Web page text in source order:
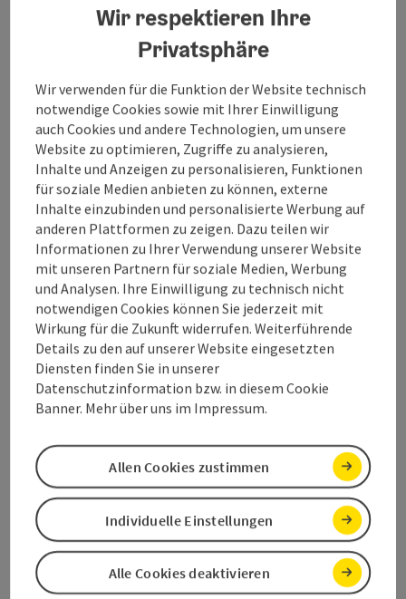
Öffnungszeiten
Küche
Preise
Anreise/Lage
Eignung
Barrierefreiheit
Beitrag merken
zum Merkzettel
PDF erstellen
Beitrag drucken
In der Nähe
Wir respektieren Ihre
Privatsphäre
Wir verwenden für die Funktion der Website technisch
notwendige Cookies sowie mit Ihrer Einwilligung
auch Cookies und andere Technologien, um unsere
Website zu optimieren, Zugriffe zu analysieren,
Inhalte und Anzeigen zu personalisieren, Funktionen
für soziale Medien anbieten zu können, externe
Inhalte einzubinden und personalisierte Werbung auf
anderen Plattformen zu zeigen. Dazu teilen wir
Informationen zu Ihrer Verwendung unserer Website
mit unseren Partnern für soziale Medien, Werbung
und Analysen. Ihre Einwilligung zu technisch nicht
notwendigen Cookies können Sie jederzeit mit
Wirkung für die Zukunft widerrufen. Weiterführende
Details zu den auf unserer Website eingesetzten
Diensten finden Sie in unserer
Datenschutzinformation bzw. in diesem Cookie
Banner. Mehr über uns im Impressum.
Alle Cookies deaktivieren
Individuelle Einstellungen
Allen Cookies zustimmen